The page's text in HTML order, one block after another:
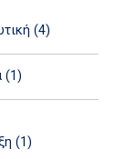
(4)
(1)
(1)